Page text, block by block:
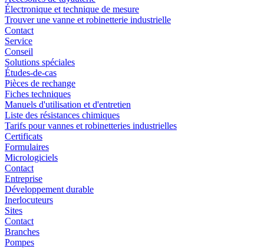
Électronique et technique de mesure
Trouver une vanne et robinetterie industrielle
Contact
Service
Conseil
Solutions spéciales
Études-de-cas
Pièces de rechange
Fiches techniques
Manuels d'utilisation et d'entretien
Liste des résistances chimiques
Tarifs pour vannes et robinetteries industrielles
Certificats
Formulaires
Micrologiciels
Contact
Entreprise
Développement durable
Inerlocuteurs
Sites
Contact
Branches
Pompes